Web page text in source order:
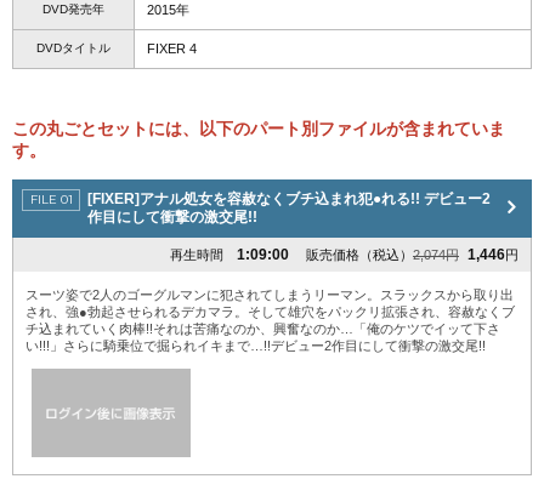
DVD発売年 2015年
DVDタイトル FIXER 4
この丸ごとセットには、以下のパート別ファイルが含まれていま
す。
[FIXER]アナル処女を容赦なくブチ込まれ犯●れる!! デビュー2
作目にして衝撃の激交尾!!
再生時間 1:09:00 販売価格（税込） 2,074円 1,446円
スーツ姿で2人のゴーグルマンに犯されてしまうリーマン。スラックスから取り出
され、強●勃起させられるデカマラ。そして雄穴をパックリ拡張され、容赦なくブ
チ込まれていく肉棒!!それは苦痛なのか、興奮なのか…「俺のケツでイッて下さ
い!!!」さらに騎乗位で掘られイキまで…!!デビュー2作目にして衝撃の激交尾!!